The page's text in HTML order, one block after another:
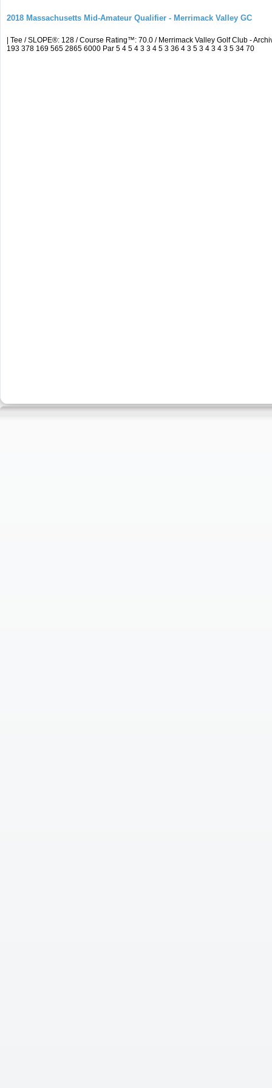
2018 Massachusetts Mid-Amateur Qualifier - Merrimack Valley GC
| Tee / SLOPE®: 128 / Course Rating™: 70.0 / Merrimack Valley Golf Club -
193 378 169 565 2865 6000 Par 5 4 5 4 3 3 4 5 3 36 4 3 5 3 4 3 4 3 5 34 70